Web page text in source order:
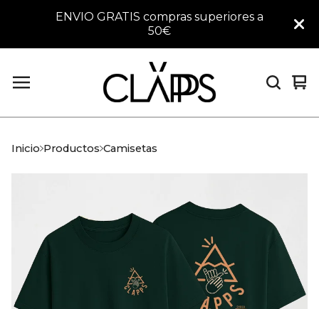
ENVIO GRATIS compras superiores a
50€
Ver
0
Inicio Productos Camisetas